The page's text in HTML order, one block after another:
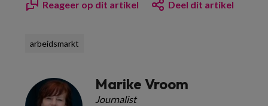
Reageer op dit artikel Deel dit artikel
arbeidsmarkt
Marike Vroom
Journalist